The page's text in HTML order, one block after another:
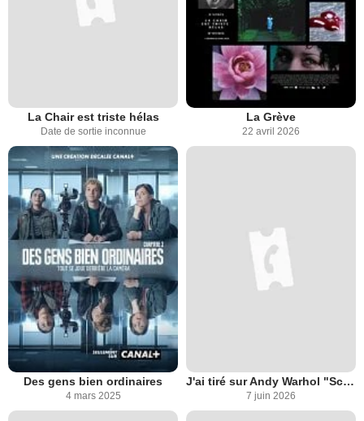
La Chair est triste hélas
Date de sortie inconnue
La Grève
22 avril 2026
Des gens bien ordinaires
4 mars 2025
J'ai tiré sur Andy Warhol "Scum Manifesto"
7 juin 2026